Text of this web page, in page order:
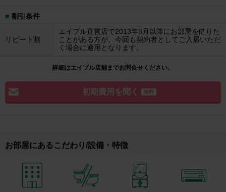
割引条件
リピート割
エイブル直営店で2013年8月以降にお部屋を借りた
ことがある方が、今回も契約者としてご入居いただ
く場合に適用となります。
詳細はエイブル店舗までお問合せください。
初期費用を聞く 無料
お部屋にあるこだわり/設備・特徴